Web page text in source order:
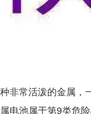
常活泼的金属
池属于第9类危